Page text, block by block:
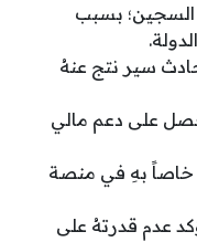
السجين؛ بسبب
سير نتج عنهُ
على دعم مالي
خاصاً بهِ في منصة
عدم قدرتهُ على